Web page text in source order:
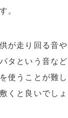
。
が走り回る音や
タという音など
使うことが難し
くと良いでしょ